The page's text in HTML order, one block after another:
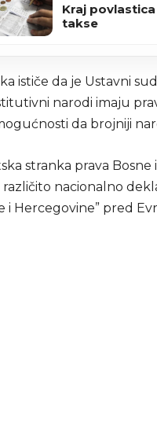
Kraj
takse
ističe da je Ustavni
narodi imaju
da brojniji
stranka prava
različito nacionalno
i Hercegovine” pred